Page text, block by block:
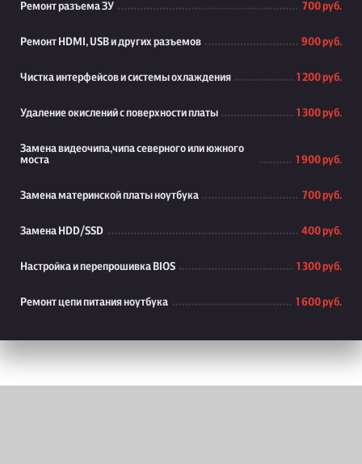
Ремонт разъема ЗУ 700 руб.
Ремонт HDMI, USB и других разъемов 900 руб.
Чистка интерфейсов и системы охлаждения 1 200 руб.
Удаление окислений с поверхности платы 1 300 руб.
Замена видеочипа,чипа северного или южного
моста
1 900 руб.
Замена материнской платы ноутбука 700 руб.
Замена HDD/SSD 400 руб.
Настройка и перепрошивка BIOS 1 300 руб.
Ремонт цепи питания ноутбука 1 600 руб.